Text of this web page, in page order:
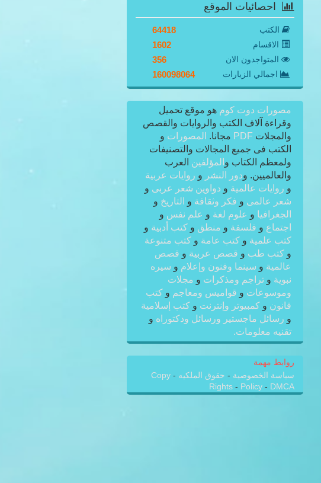
احصائيات الموقع
الكتب 64418
الاقسام 1602
المتواجدون الان 356
اجمالي الزيارات 160098064
مصورات دوت كوم هو موقع تحميل
وقراءة آلاف الكتب والروايات والقصص
والمجلات PDF مجانا. المصورات و
الكتب فى جميع المجالات والتصنيفات
ولمعظم الكتاب و المؤلفين العرب
والعالميين. ودور النشر و روايات عربية
و روايات عالمية و دواوين شعر عربى و
شعر عالمى و فكر وثقافة و التاريخ و
الجغرافيا و علوم لغة و علم نفس و
اجتماع و فلسفة و منطق و كتب أدبية و
كتب علمية و كتب عامة و كتب متنوعة
و كتب طب و قصص عربية و قصص
عالمية و سينما وفنون وإعلام و سيره
نبوية و تراجم ومذكرات و مجلات
وموسوعات و قواميس ومعاجم و كتب
قانون و كمبيوتر وإنترنت و كتب إسلامية
و رسائل ماجستير ورسائل ودكتوراه و
تقنيه معلومات.
روابط مهمة
سياسة الخصوصية - حقوق الملكيه -
Copy
Rights - Policy - DMCA